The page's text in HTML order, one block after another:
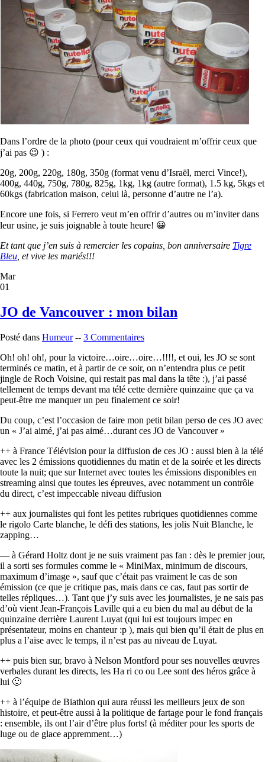
Dans l’ordre de la photo (pour ceux qui voudraient m’offrir ceux que
j’ai pas 😉 ) :
20g, 200g, 220g, 180g, 350g (format venu d’Israël, merci Vince!),
400g, 440g, 750g, 780g, 825g, 1kg, 1kg (autre format), 1.5 kg, 5kgs et
60kgs (fabrication maison, celui là, personne d’autre ne l’a).
Encore une fois, si Ferrero veut m’en offrir d’autres ou m’inviter dans
leur usine, je suis joignable à toute heure! 😀
Et tant que j’en suis à remercier les copains, bon anniversaire Tigre
Bleu , et vive les mariés!!!
Mar
01
JO de Vancouver : mon bilan
Posté dans Humeur-- 3 Commentaires
Oh! oh! oh!, pour la victoire…oire…oire…!!!!, et oui, les JO se sont
terminés ce matin, et à partir de ce soir, on n’entendra plus ce petit
jingle de Roch Voisine, qui restait pas mal dans la tête :), j’ai passé
tellement de temps devant ma télé cette dernière quinzaine que ça va
peut-être me manquer un peu finalement ce soir!
Du coup, c’est l’occasion de faire mon petit bilan perso de ces JO avec
un « J’ai aimé, j’ai pas aimé…durant ces JO de Vancouver »
++ à France Télévision pour la diffusion de ces JO : aussi bien à la télé
avec les 2 émissions quotidiennes du matin et de la soirée et les directs
toute la nuit; que sur Internet avec toutes les émissions disponibles en
streaming ainsi que toutes les épreuves, avec notamment un contrôle
du direct, c’est impeccable niveau diffusion
++ aux journalistes qui font les petites rubriques quotidiennes comme
le rigolo Carte blanche, le défi des stations, les jolis Nuit Blanche, le
zapping…
— à Gérard Holtz dont je ne suis vraiment pas fan : dès le premier jour,
il a sorti ses formules comme le « MiniMax, minimum de discours,
maximum d’image », sauf que c’était pas vraiment le cas de son
émission (ce que je critique pas, mais dans ce cas, faut pas sortir de
telles répliques…). Tant que j’y suis avec les journalistes, je ne sais pas
d’où vient Jean-François Laville qui a eu bien du mal au début de la
quinzaine derrière Laurent Luyat (qui lui est toujours impec en
présentateur, moins en chanteur :p ), mais qui bien qu’il était de plus en
plus a l’aise avec le temps, il n’est pas au niveau de Luyat.
++ puis bien sur, bravo à Nelson Montford pour ses nouvelles œuvres
verbales durant les directs, les Ha ri co ou Lee sont des héros grâce à
lui 🙂
++ à l’équipe de Biathlon qui aura réussi les meilleurs jeux de son
histoire, et peut-être aussi à la politique de fartage pour le fond français
: ensemble, ils ont l’air d’être plus forts! (à méditer pour les sports de
luge ou de glace appremment…)